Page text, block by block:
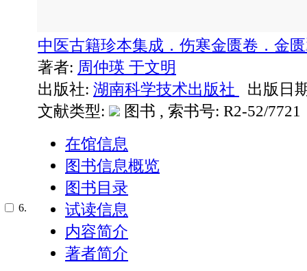
6.
中医古籍珍本集成．伤寒金匮卷．金
著者: 周仲瑛 于文明
出版社: 湖南科学技术出版社
出版日
文献类型:
图书 , 索书号: R2-52/7721
在馆信息
图书信息概览
图书目录
试读信息
内容简介
著者简介